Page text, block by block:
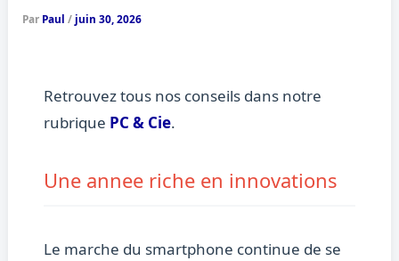
Par Paul / juin 30, 2026
Retrouvez tous nos conseils dans notre
rubrique PC & Cie.
Une annee riche en innovations
Le marche du smartphone continue de se